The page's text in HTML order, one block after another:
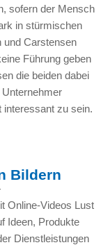
sofern der Mensch
in stürmischen
und Carstensen
Führung geben
die beiden dabei
zu sein.
Bildern
Online-Videos Lust
Ideen, Produkte
Dienstleistungen